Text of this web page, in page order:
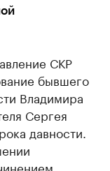
СКР
бывшего
Владимира
Сергея
давности.